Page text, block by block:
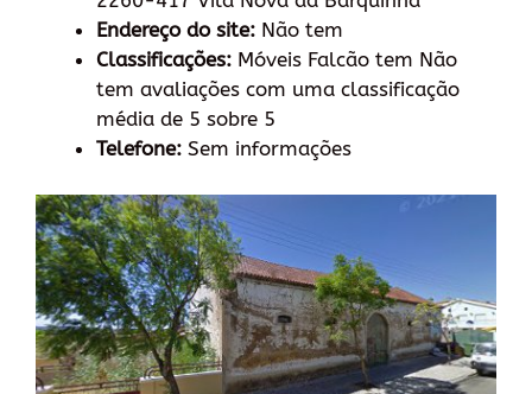
Endereço do site: Não tem
Classificações: Móveis Falcão tem Não
tem avaliações com uma classificação
média de 5 sobre 5
Telefone: Sem informações